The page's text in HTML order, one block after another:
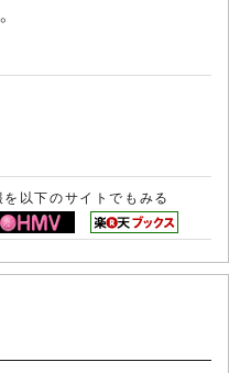
以下のサイトでもみる